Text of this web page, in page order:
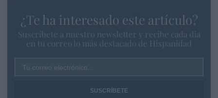
¿Te ha interesado este artículo?
Suscríbete a nuestro newsletter y recibe cada dia
en tu correo lo más destacado de Hispanidad
Tu correo electrónico...